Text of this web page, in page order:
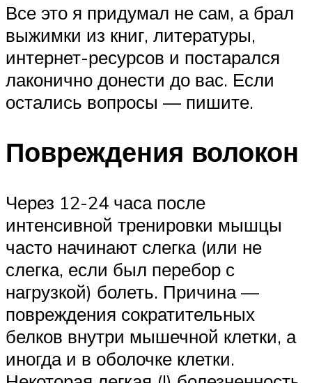
Все это я придумал не сам, а брал
выжимки из книг, литературы,
интернет-ресурсов и постарался
лаконично донести до вас. Если
остались вопросы — пишите.
Повреждения волокон
Через 12-24 часа после
интенсивной тренировки мышцы
часто начинают слегка (или не
слегка, если был перебор с
нагрузкой) болеть. Причина —
повреждения сократительных
белков внутри мышечной клетки, а
иногда и в оболочке клетки.